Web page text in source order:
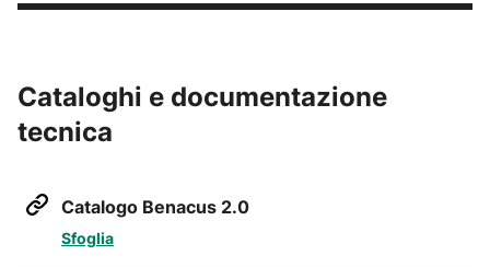
Cataloghi e documentazione
tecnica
Catalogo Benacus 2.0
Sfoglia